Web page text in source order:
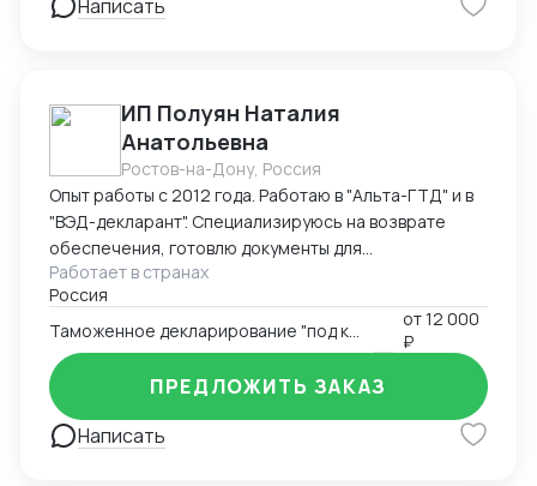
Написать
ИП Полуян Наталия
Анатольевна
Ростов-на-Дону, Россия
Опыт работы с 2012 года. Работаю в "Альта-ГТД" и в
"ВЭД-декларант". Специализируюсь на возврате
обеспечения, готовлю документы для
подтверждения таможенной стоимости с
вероятностью одобрения таможней 98%. Ищу
партнерство со специалистами по поиску товаров за
рубежом, перевозчиками - готов оформлять товары
вашим заказчикам на взаимовыгодных условиях.
Работает в странах
Россия
от12 000
₽
Написать
ПРЕДЛОЖИТЬ ЗАКАЗ